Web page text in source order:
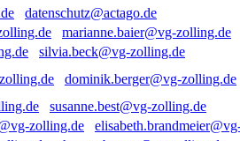
datenschutz@actago.de
marianne.baier@vg-zolling.de
silvia.beck@vg-zolling.de
dominik.berger@vg-zolling.de
susanne.best@vg-zolling.de